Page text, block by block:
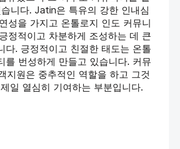
니다. Jatin은 특유의 강한 인내심
성을 가지고 온톨로지 인도 커뮤니
정적이고 차분하게 조성하는 데 큰
다. 긍정적이고 친절한 태도는 온톨
를 번성하게 만들고 있습니다. 커뮤
지원은 중추적인 역할을 하고 그것
일 열심히 기여하는 부분입니다.